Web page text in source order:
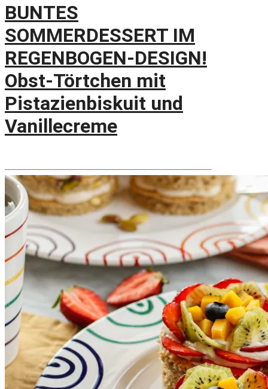
BUNTES
SOMMERDESSERT IM
REGENBOGEN-DESIGN!
Obst-Törtchen mit
Pistazienbiskuit und
Vanillecreme